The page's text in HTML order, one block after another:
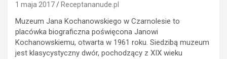
1 maja 2017 Receptananude.pl
Muzeum Jana Kochanowskiego w Czarnolesie to
placówka biograficzna poświęcona Janowi
Kochanowskiemu, otwarta w 1961 roku. Siedzibą muzeum
jest klasycystyczny dwór, pochodzący z XIX wieku